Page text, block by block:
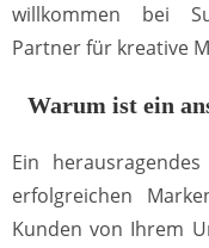
willkommen bei
Partner für kreative
Warum ist ein
Ein
erfolgreichen
Kunden von Ihrem